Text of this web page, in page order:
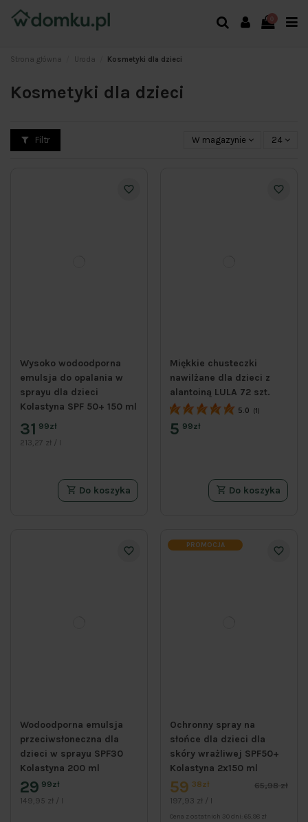
Strona główna Uroda Kosmetyki dla dzieci
Kosmetyki dla dzieci
Filtr W magazynie 24
Wysoko wodoodporna
emulsja do opalania w
sprayu dla dzieci
Kolastyna SPF 50+ 150 ml
31 99zł
213,27 zł / l
Do koszyka
Miękkie chusteczki
nawilżane dla dzieci z
alantoiną LULA 72 szt.
5.0 (1)
5 99zł
Do koszyka
Wodoodporna emulsja
przeciwsłoneczna dla
dzieci w sprayu SPF30
Kolastyna 200 ml
29 99zł
149,95 zł / l
PROMOCJA
Ochronny spray na
słońce dla dzieci dla
skóry wrażliwej SPF50+
Kolastyna 2x150 ml
59 38zł
65,98 zł
197,93 zł / l
Cena z ostatnich 30 dni:65,98 zł